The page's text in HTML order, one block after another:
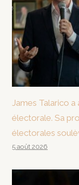
James Talarico a
électorale. Sa
électorales
5 août 2026